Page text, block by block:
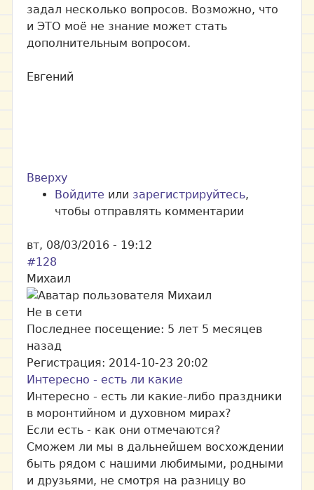
задал несколько вопросов. Возможно, что
и ЭТО моё не знание может стать
дополнительным вопросом.
Евгений
Вверху
Войдите или зарегистрируйтесь,
чтобы отправлять комментарии
вт, 08/03/2016 - 19:12
#128
Михаил
Не в сети
Последнее посещение: 5 лет 5 месяцев
назад
Регистрация: 2014-10-23 20:02
Интересно - есть ли какие
Интересно - есть ли какие-либо праздники
в моронтийном и духовном мирах?
Если есть - как они отмечаются?
Сможем ли мы в дальнейшем восхождении
быть рядом с нашими любимыми, родными
и друзьями, не смотря на разницу во